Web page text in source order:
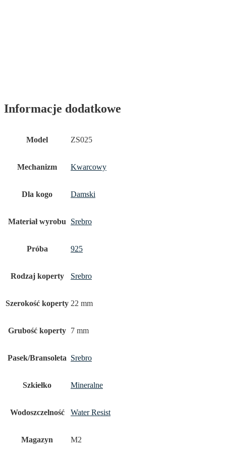
Informacje dodatkowe
Model ZS025
Mechanizm Kwarcowy
Dla kogo Damski
Materiał wyrobu Srebro
Próba 925
Rodzaj koperty Srebro
Szerokość koperty 22 mm
Grubość koperty 7 mm
Pasek/Bransoleta Srebro
Szkiełko Mineralne
Wodoszczelność Water Resist
Magazyn M2